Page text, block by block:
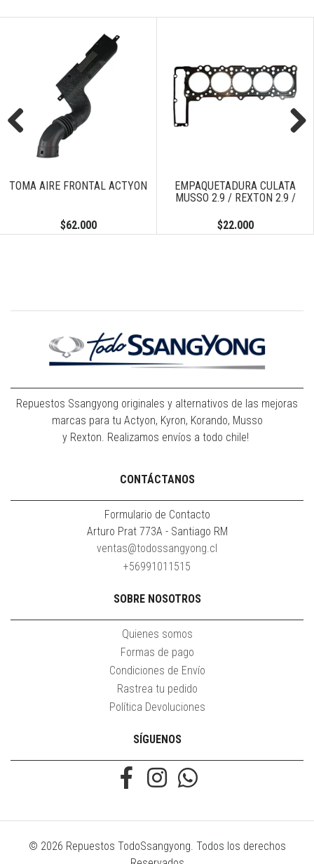
AIRE FRONTAL ACTYON
$62.000
EMPAQUETADURA CULATA
MUSSO 2.9 / REXTON 2.9 /
$22.000
Previous
Repuestos Ssangyong originales y alternativos de las mejoras
marcas para tu Actyon, Kyron, Korando, Musso
y Rexton. Realizamos envíos a todo chile!
CONTÁCTANOS
Formulario de Contacto
Arturo Prat 773A - Santiago RM
ventas@todossangyong.cl
+56991011515
SOBRE NOSOTROS
Quienes somos
Formas de pago
Condiciones de Envío
Rastrea tu pedido
Política Devoluciones
SÍGUENOS
© 2026 Repuestos TodoSsangyong. Todos los derechos